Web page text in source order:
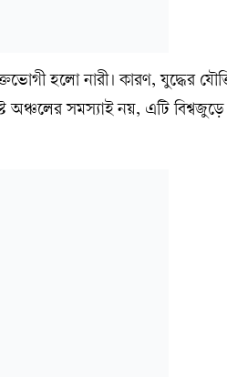
হলো নারী। কারণ, যুদ্ধের
সমস্যাই নয়, এটি বিশ্বজুড়ে